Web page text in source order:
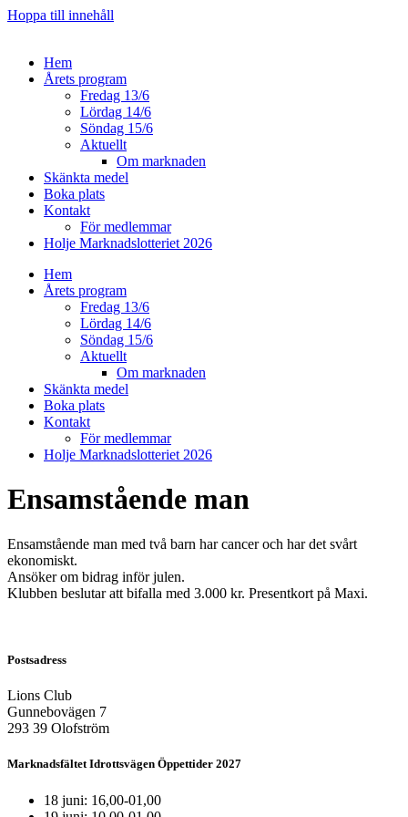
Hoppa till innehåll
Hem
Årets program
Fredag 13/6
Lördag 14/6
Söndag 15/6
Aktuellt
Om marknaden
Skänkta medel
Boka plats
Kontakt
För medlemmar
Holje Marknadslotteriet 2026
Hem
Årets program
Fredag 13/6
Lördag 14/6
Söndag 15/6
Aktuellt
Om marknaden
Skänkta medel
Boka plats
Kontakt
För medlemmar
Holje Marknadslotteriet 2026
Ensamstående man
Ensamstående man med två barn har cancer och har det svårt
ekonomiskt.
Ansöker om bidrag inför julen.
Klubben beslutar att bifalla med 3.000 kr. Presentkort på Maxi.
Postsadress
Lions Club
Gunnebovägen 7
293 39 Olofström
Marknadsfältet Idrottsvägen Öppettider 2027
18 juni: 16,00-01,00